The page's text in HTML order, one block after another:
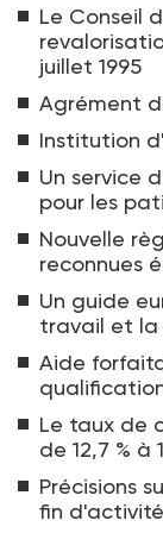
Le Conseil
juillet 1995
Agrément
Institution
Un service
pour les
Nouvelle
reconnues
Un guide
travail et
Aide
Le taux de
de 12,7 % à
Précisions
fin d'activité